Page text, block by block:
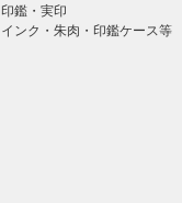
印鑑・実印
インク・朱肉・印鑑ケース等